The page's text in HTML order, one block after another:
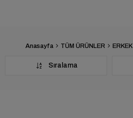
Anasayfa TÜM ÜRÜNLER ERKEK
Sıralama